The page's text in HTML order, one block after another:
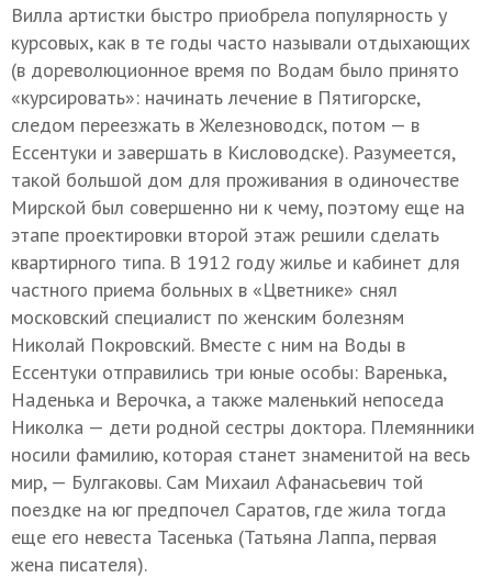
Вилла артистки быстро приобрела популярность у
курсовых, как в те годы часто называли отдыхающих
(в дореволюционное время по Водам было принято
«курсировать»: начинать лечение в Пятигорске,
следом переезжать в Железноводск, потом — в
Ессентуки и завершать в Кисловодске). Разумеется,
такой большой дом для проживания в одиночестве
Мирской был совершенно ни к чему, поэтому еще на
этапе проектировки второй этаж решили сделать
квартирного типа. В 1912 году жилье и кабинет для
частного приема больных в «Цветнике» снял
московский специалист по женским болезням
Николай Покровский. Вместе с ним на Воды в
Ессентуки отправились три юные особы: Варенька,
Наденька и Верочка, а также маленький непоседа
Николка — дети родной сестры доктора. Племянники
носили фамилию, которая станет знаменитой на весь
мир, — Булгаковы. Сам Михаил Афанасьевич той
поездке на юг предпочел Саратов, где жила тогда
еще его невеста Тасенька (Татьяна Лаппа, первая
жена писателя).